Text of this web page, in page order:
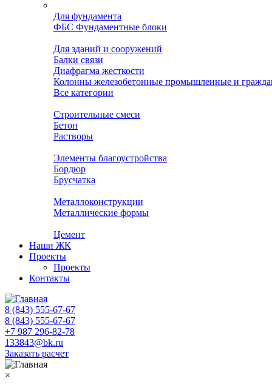
Для фундамента
ФБС Фундаментные блоки
Для зданий и сооружений
Балки связи
Диафрагма жесткости
Колонны железобетонные промышленные и
Все категории
Строительные смеси
Бетон
Растворы
Элементы благоустройства
Бордюр
Брусчатка
Металлоконструкции
Металлические формы
Цемент
Наши ЖК
Проекты
Проекты
Контакты
8 (843) 555-67-67
8 (843) 555-67-67
+7 987 296-82-78
133843@bk.ru
Заказать расчет
×